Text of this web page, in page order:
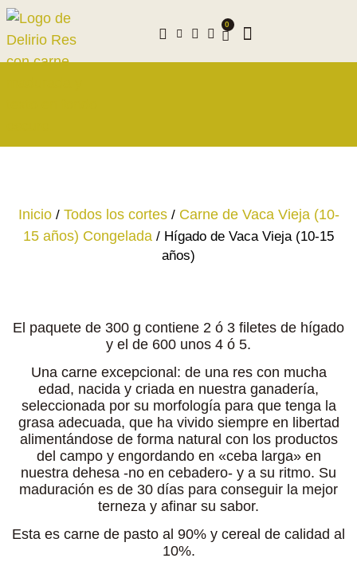
0
Inicio/ Todos los cortes/ Carne de Vaca Vieja (10-
15 años) Congelada / Hígado de Vaca Vieja (10-15
años)
El paquete de 300 g contiene 2 ó 3 filetes de hígado
y el de 600 unos 4 ó 5.
Una carne excepcional: de una res con mucha
edad, nacida y criada en nuestra ganadería,
seleccionada por su morfología para que tenga la
grasa adecuada, que ha vivido siempre en libertad
alimentándose de forma natural con los productos
del campo y engordando en «ceba larga» en
nuestra dehesa -no en cebadero- y a su ritmo. Su
maduración es de 30 días para conseguir la mejor
terneza y afinar su sabor.
Esta es carne de pasto al 90% y cereal de calidad al
10%.